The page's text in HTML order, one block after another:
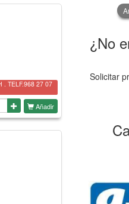
. TELF.968 27 07
Añadir
¿No
Solicitar